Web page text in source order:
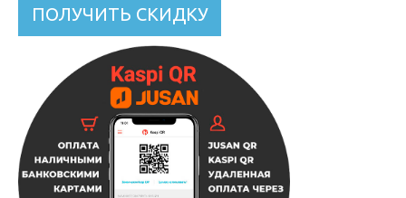
ПОЛУЧИТЬ СКИДКУ